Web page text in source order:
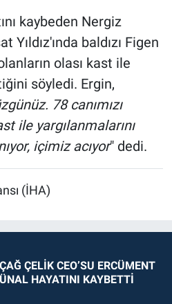
kaybeden Nergiz
Yıldız'ında baldızı Figen
olası kast ile
söyledi. Ergin,
78 canımızı
ile yargılanmalarını
içimiz acıyor" dedi.
(İHA)
ÇAĞ ÇELİK CEO’SU ERCÜMENT
ÜNAL HAYATINI KAYBETTİ